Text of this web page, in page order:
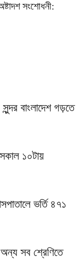
সংশোধনী:
সুন্দর বাংলাদেশ গড়তে
১০টায়
ভর্তি ৪৭১
সব শ্রেণিতে